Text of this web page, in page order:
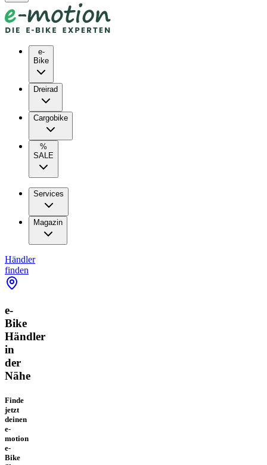
e-
Bike
Dreirad
Cargobike
%
SALE
Services
Magazin
Händler
finden
e-
Bike
Händler
in
der
Nähe
Finde
jetzt
deinen
e-
motion
e-
Bike